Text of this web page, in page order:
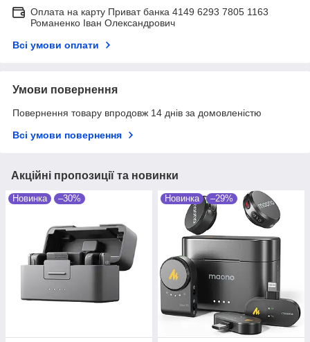
Оплата на карту Приват банка 4149 6293 7805 1163
Романенко Іван Олександрович
Всі умови оплати
Умови повернення
Повернення товару впродовж 14 днів за домовленістю
Всі умови повернення
Акційні пропозиції та новинки
Новинка –30% Новинка –29%